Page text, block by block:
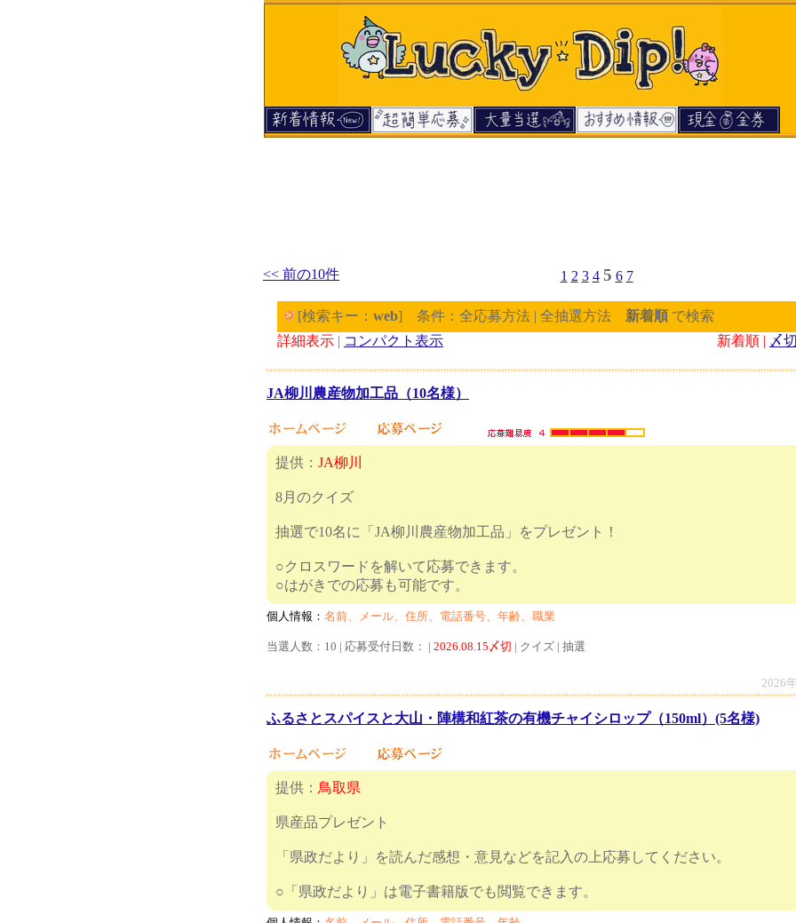
<< 前の10件 1 2 3 4 5 6 7
[検索キー： web] 条件：全応募方法 | 全抽選方法 新着順 で検索
詳細表示 | コンパクト表示 新着順 | 〆
JA柳川農産物加工品（10名様）
提供： JA柳川
8月のクイズ
抽選で10名に「JA柳川農産物加工品」をプレゼント！
○クロスワードを解いて応募できます。
○はがきでの応募も可能です。
個人情報： 名前、メール、住所、電話番号、年齢、職業
当選人数：10 | 応募受付日数： | 2026.08.15〆切 | クイズ | 抽選
2026
ふるさとスパイスと大山・陣構和紅茶の有機チャイシロップ（150ml）(5名様)
提供： 鳥取県
県産品プレゼント
「県政だより」を読んだ感想・意見などを記入の上応募してください。
○「県政だより」は電子書籍版でも閲覧できます。